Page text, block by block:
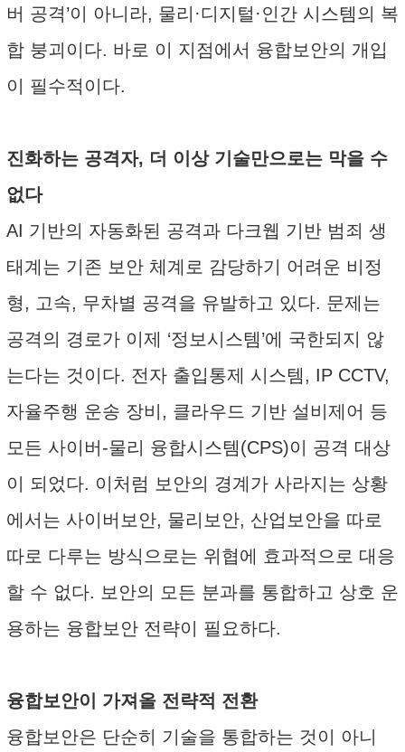
버 공격’이 아니라, 물리·디지털·인간 시스템의 복
합 붕괴이다. 바로 이 지점에서 융합보안의 개입
이 필수적이다.
진화하는 공격자, 더 이상 기술만으로는 막을 수
없다
AI 기반의 자동화된 공격과 다크웹 기반 범죄 생
태계는 기존 보안 체계로 감당하기 어려운 비정
형, 고속, 무차별 공격을 유발하고 있다. 문제는
공격의 경로가 이제 ‘정보시스템’에 국한되지 않
는다는 것이다. 전자 출입통제 시스템, IP CCTV,
자율주행 운송 장비, 클라우드 기반 설비제어 등
모든 사이버-물리 융합시스템(CPS)이 공격 대상
이 되었다. 이처럼 보안의 경계가 사라지는 상황
에서는 사이버보안, 물리보안, 산업보안을 따로
따로 다루는 방식으로는 위협에 효과적으로 대응
할 수 없다. 보안의 모든 분과를 통합하고 상호 운
용하는 융합보안 전략이 필요하다.
융합보안이 가져올 전략적 전환
융합보안은 단순히 기술을 통합하는 것이 아니